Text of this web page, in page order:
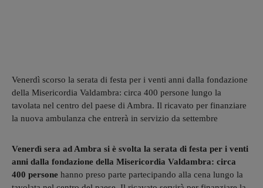
Venerdì scorso la serata di festa per i venti anni dalla fondazione
della Misericordia Valdambra: circa 400 persone lungo la
tavolata nel centro del paese di Ambra. Il ricavato per finanziare
la nuova ambulanza che entrerà in servizio da settembre
Venerdì sera ad Ambra si è svolta la serata di festa per i venti
anni dalla fondazione della Misericordia Valdambra: circa
400 persone hanno preso parte partecipando alla cena lungo la